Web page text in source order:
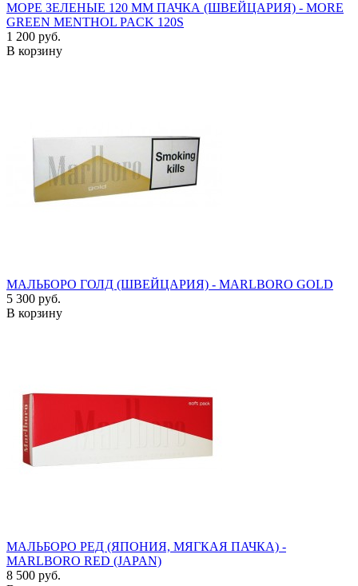
МОРЕ ЗЕЛЕНЫЕ 120 ММ ПАЧКА (ШВЕЙЦАРИЯ) - MORE
GREEN MENTHOL PACK 120S
1 200 руб.
В корзину
МАЛЬБОРО ГОЛД (ШВЕЙЦАРИЯ) - MARLBORO GOLD
5 300 руб.
В корзину
МАЛЬБОРО РЕД (ЯПОНИЯ, МЯГКАЯ ПАЧКА) -
MARLBORO RED (JAPAN)
8 500 руб.